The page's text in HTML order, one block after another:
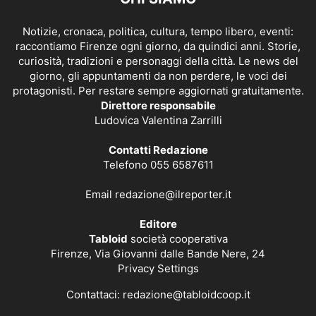
Notizie, cronaca, politica, cultura, tempo libero, eventi:
raccontiamo Firenze ogni giorno, da quindici anni. Storie,
curiosità, tradizioni e personaggi della città. Le news del
giorno, gli appuntamenti da non perdere, le voci dei
protagonisti. Per restare sempre aggiornati gratuitamente.
Direttore responsabile
Ludovica Valentina Zarrilli
Contatti Redazione
Telefono 055 6587611
Email redazione@ilreporter.it
Editore
Tabloid società cooperativa
Firenze, Via Giovanni dalle Bande Nere, 24
Privacy Settings
Contattaci: redazione@tabloidcoop.it